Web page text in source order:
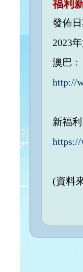
福利
發佈
2023
澳巴﹕
http://
新福利
https://
(資料